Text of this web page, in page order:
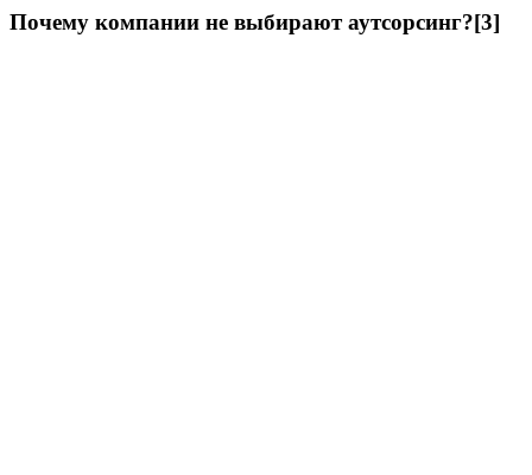
Почему компании не выбирают аутсорсинг?[3]